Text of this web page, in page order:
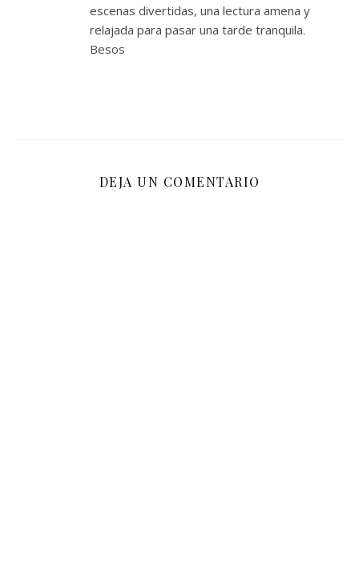
escenas divertidas, una lectura amena y
relajada para pasar una tarde tranquila.
Besos
DEJA UN COMENTARIO